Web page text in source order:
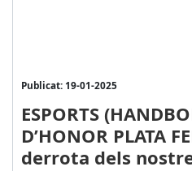
Publicat: 19-01-2025
ESPORTS
D’HONOR PLATA
derrota dels